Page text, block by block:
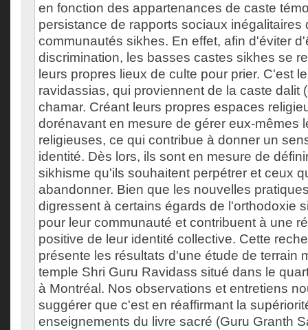
en fonction des appartenances de caste
persistance de rapports sociaux inégalitaires
communautés sikhes. En effet, afin d'éviter
discrimination, les basses castes sikhes se
leurs propres lieux de culte pour prier. C'est
ravidassias, qui proviennent de la caste dalit
chamar. Créant leurs propres espaces
dorénavant en mesure de gérer eux-mêmes
religieuses, ce qui contribue à donner un
identité. Dès lors, ils sont en mesure de
sikhisme qu'ils souhaitent perpétrer et ceux
abandonner. Bien que les nouvelles
digressent à certains égards de l'orthodoxie
pour leur communauté et contribuent à une
positive de leur identité collective. Cette
présente les résultats d'une étude de terrain
temple Shri Guru Ravidass situé dans le
à Montréal. Nos observations et entretiens
suggérer que c'est en réaffirmant la
enseignements du livre sacré (Guru Granth